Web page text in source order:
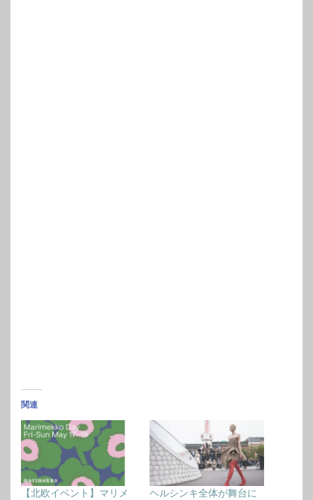
関連
【北欧イベント】マリメ
ヘルシンキ全体が舞台に